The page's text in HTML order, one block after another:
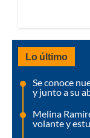
Lo último
Se conoce
y junto a su
Melina
volante y